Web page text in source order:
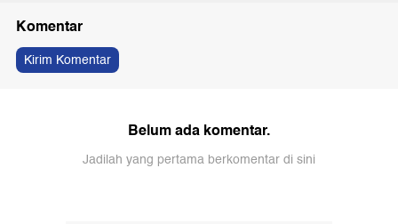
Komentar
Kirim Komentar
Belum ada komentar.
Jadilah yang pertama berkomentar di sini